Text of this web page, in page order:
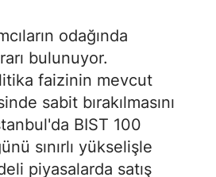
odağında
bulunuyor.
faizinin mevcut
sabit bırakılmasını
BIST 100
sınırlı yükselişle
piyasalarda satış